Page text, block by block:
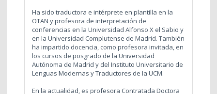
Ha sido traductora e intérprete en plantilla en la
OTAN y profesora de interpretación de
conferencias en la Universidad Alfonso X el Sabio y
en la Universidad Complutense de Madrid. También
ha impartido docencia, como profesora invitada, en
los cursos de posgrado de la Universidad
Autónoma de Madrid y del Instituto Universitario de
Lenguas Modernas y Traductores de la UCM.
En la actualidad, es profesora Contratada Doctora